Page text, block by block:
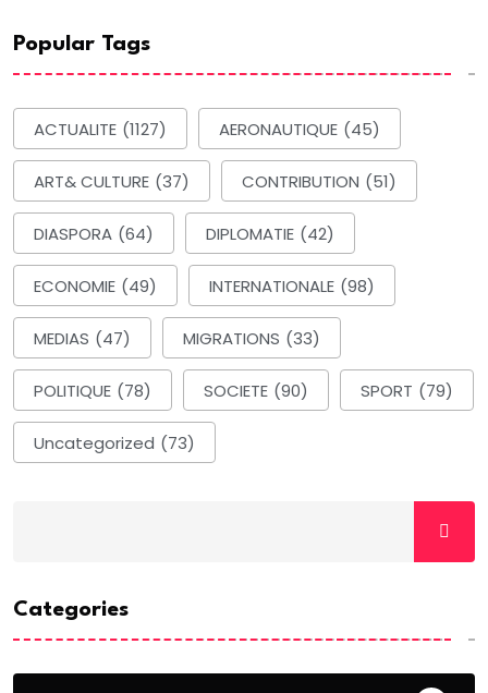
Popular Tags
ACTUALITE (1127) AERONAUTIQUE (45)
ART& CULTURE (37) CONTRIBUTION (51)
DIASPORA (64) DIPLOMATIE (42)
ECONOMIE (49) INTERNATIONALE (98)
MEDIAS (47) MIGRATIONS (33)
POLITIQUE (78) SOCIETE (90) SPORT (79)
Uncategorized (73)
Categories